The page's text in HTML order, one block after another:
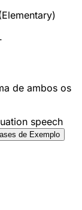
de ambos os
speech
de Exemplo